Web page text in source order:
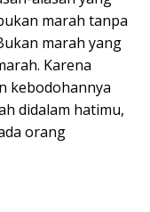
marah tanpa
marah yang
Karena
kebodohannya
didalam hatimu,
orang